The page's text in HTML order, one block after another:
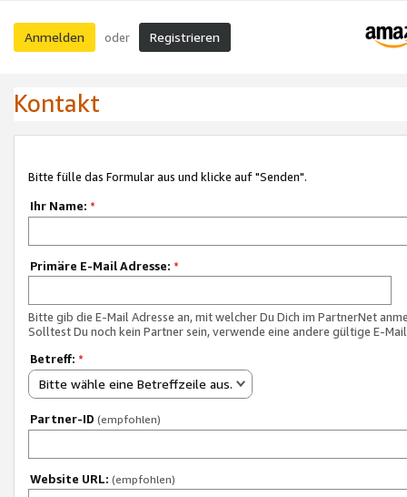
Anmelden oder Registrieren
Kontakt
Bitte fülle das Formular aus und klicke auf "Senden".
Ihr Name: *
Primäre E-Mail Adresse: *
Bitte gib die E-Mail Adresse an, mit welcher Du Dich im PartnerNet
Solltest Du noch kein Partner sein, verwende eine andere gültige E-
Betreff: *
Bitte wähle eine Betreffzeile aus.
Partner-ID (empfohlen)
Website URL: (empfohlen)